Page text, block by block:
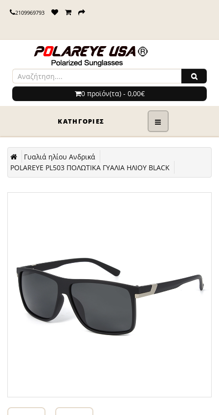
2109969793
0 προϊόν(τα) - 0,00€
ΚΑΤΗΓΟΡΊΕΣ
Γυαλιά ηλίου Ανδρικά
POLAREYE PL503 ΠΟΛΩΤΙΚΑ ΓΥΑΛΙΑ ΗΛΙΟΥ BLACK